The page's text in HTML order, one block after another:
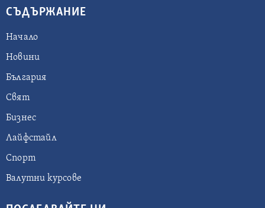
СЪДЪРЖАНИЕ
Начало
Новини
България
Свят
Бизнес
Лайфстайл
Спорт
Валутни курсове